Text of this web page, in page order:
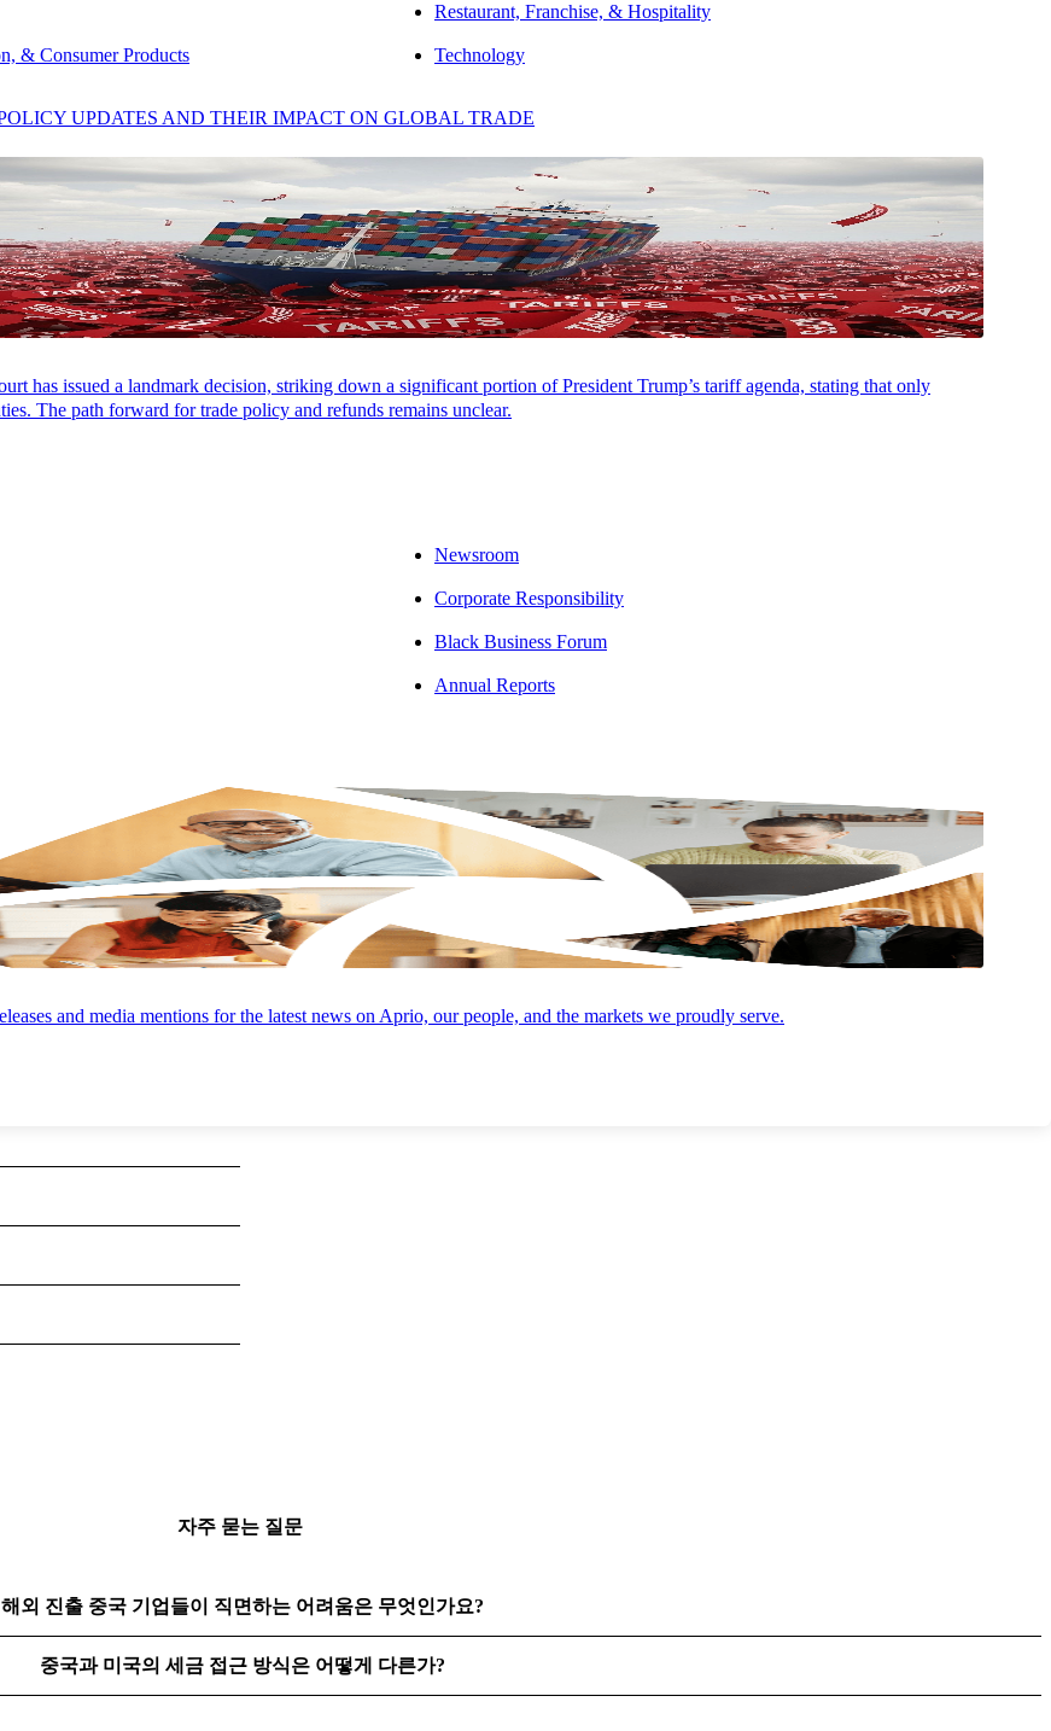
& Consumer Products
Restaurant, Franchise, & Hospitality
Technology
UPDATES AND THEIR IMPACT ON GLOBAL TRADE
has issued a landmark decision, striking down a significant portion of President Trump’s tariff agenda, stating that only
The path forward for trade policy and refunds remains unclear.
Newsroom
Corporate Responsibility
Black Business Forum
Annual Reports
and media mentions for the latest news on Aprio, our people, and the markets we proudly serve.
인 고객 전략을 모국어를 구사하는 신뢰할 수 있는 전문가들이 제공합니다. 저희가 제공하는 서비스는 다음과 같습니다:
자주 묻는 질문
해외 진출 중국 기업들이 직면하는 어려움은 무엇인가요?
중국과 미국의 세금 접근 방식은 어떻게 다른가?